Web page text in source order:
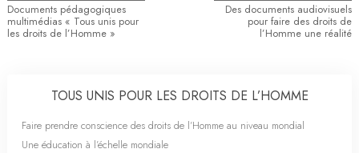
Documents pédagogiques
multimédias « Tous unis pour
les droits de l’Homme »
Des documents audiovisuels
pour faire des droits de
l’Homme une réalité
TOUS UNIS POUR LES DROITS DE L’HOMME
Faire prendre conscience des droits de l’Homme au niveau mondial
Une éducation à l’échelle mondiale